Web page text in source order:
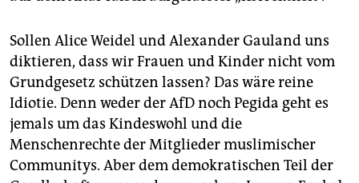
­Sollen Alice Weidel und Alexander Gauland uns
diktieren, dass wir Frauen und Kinder nicht vom
Grundgesetz schützen lassen? Das wäre reine
Idiotie. Denn weder der AfD noch Pegida geht es
jemals um das Kindeswohl und die
Menschenrechte der Mitglieder muslimischer
Communitys. Aber dem demokratischen Teil der